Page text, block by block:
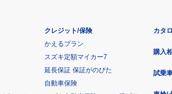
クレジット/保険
かえるプラン
スズキ定額マイカー7
延長保証 保証がのびた
自動車保険
カタ
購入
試乗